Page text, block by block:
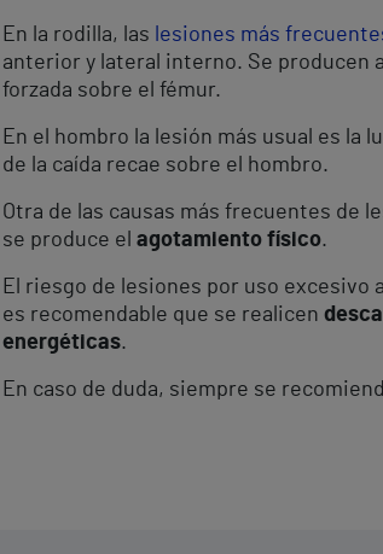
En la rodilla, las lesiones más
anterior y lateral interno. Se producen
forzada sobre el fémur.
En el hombro la lesión más usual es la
de la caída recae sobre el hombro.
Otra de las causas más frecuentes de
se produce el agotamiento físico.
El riesgo de lesiones por uso
es recomendable que se realicen
energéticas.
En caso de duda, siempre se